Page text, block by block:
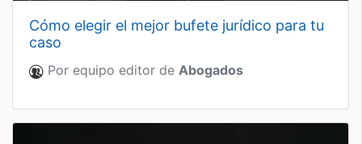
cómo elegir el mejor bufete jurídico para tu
caso
Por equipo editor de Abogados